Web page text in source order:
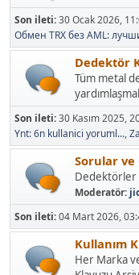
Son ileti:30 Ocak 2026,
Обмен TRX без AML:
Dedektör
Tüm metal
Son ileti:30 Kasım 2025,
Ynt: 6n kullanici yoruml...,
Sorular ve
Dedektörler
Moderatör:
Son ileti:04 Mart 2026,
Kullanım
Her Marka
Klavuzu